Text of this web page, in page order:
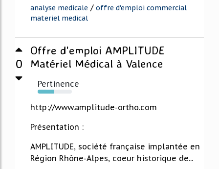
analyse medicale / offre d'emploi commercial
materiel medical
0
Offre d'emploi AMPLITUDE
Matériel Médical à Valence
Pertinence
49%
http://www.amplitude-ortho.com
Présentation :
AMPLITUDE, société française implantée en
Région Rhône-Alpes, coeur historique de...